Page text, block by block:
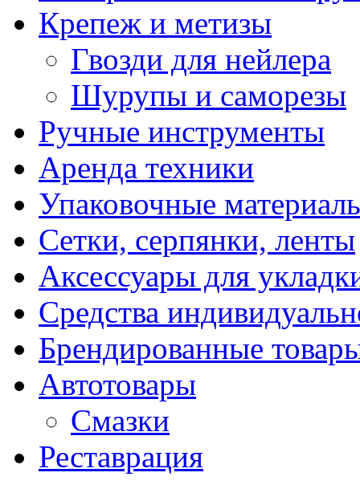
Крепеж и метизы
Гвозди для нейлера
Шурупы и саморезы
Ручные инструменты
Аренда техники
Упаковочные
Сетки, серпянки, ленты
Аксессуары для
Средства
Брендированные
Автотовары
Смазки
Реставрация